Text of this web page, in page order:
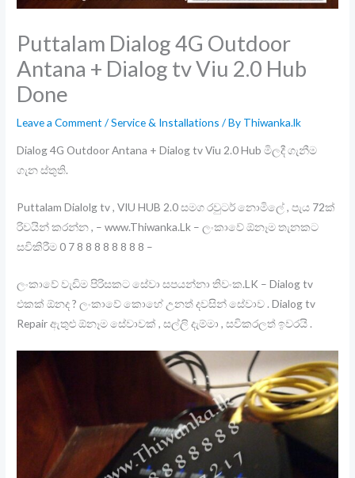
Puttalam Dialog 4G Outdoor
Antana + Dialog tv Viu 2.0 Hub
Done
Leave a Comment /Service & Installations / By Thiwanka.lk
Dialog 4G Outdoor Antana + Dialog tv Viu 2.0 Hub මිලදී ගැනීම
ගැන ස්තුති.
Puttalam Dialolg tv , VIU HUB 2.0 සමග රවුටර් නොමිලේ , පැය 72ක්
රිවයින් කරන්න , – www.Thiwanka.Lk – ලංකාවේ ඕනෑම තැනකට
සවිකිරීම 0 7 8 8 8 8 8 8 8 8 –
ලංකාවේ වැඩිම පිරිසකට සේවා සපයන්නා තිවංක.LK – Dialog tv
එකක් ඕනද ? ලංකාවේ කොහේ උනත් දවසින් සේවාව . Dialog tv
Repair ඇතුළු ඕනෑම සේවාවක් , සල්ලි දැම්මා , සවිකරලත් ඉවරයි .